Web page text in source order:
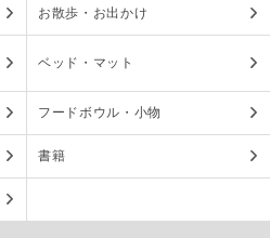
お散歩・お出かけ
ベッド・マット
フードボウル・小物
書籍